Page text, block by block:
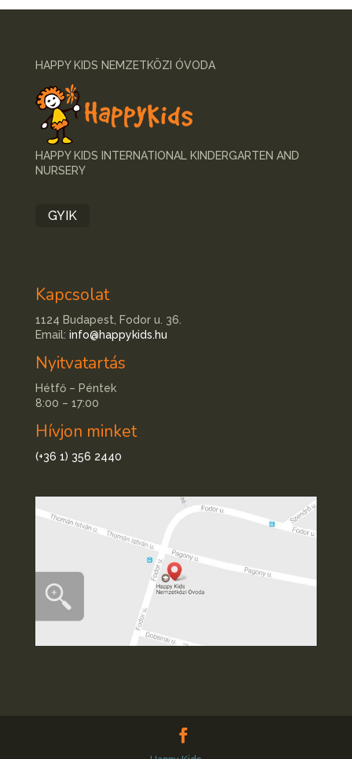
HAPPY KIDS NEMZETKÖZI ÓVODA
HAPPY KIDS INTERNATIONAL KINDERGARTEN AND
NURSERY
GYIK
Kapcsolat
1124 Budapest, Fodor u. 36.
Email: info@happykids.hu
Nyitvatartás
Hétfő – Péntek
8:00 – 17:00
Hívjon minket
(+36 1) 356 2440